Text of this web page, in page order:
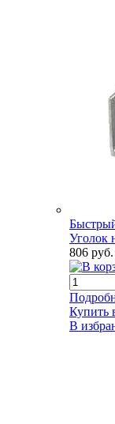
Уголок
806 руб.
Купить
В